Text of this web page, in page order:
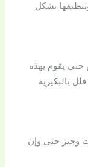
بشكل
يقوم بهذه
بالبكيرية
وجيز حتى وإن